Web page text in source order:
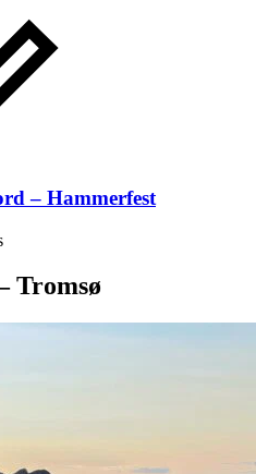
– Hammerfest
Tromsø